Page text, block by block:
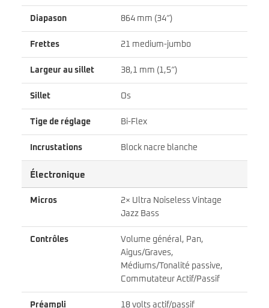
Diapason 864 mm (34″)
Frettes 21 medium-jumbo
Largeur au sillet 38,1 mm (1,5″)
Sillet Os
Tige de réglage Bi-Flex
Incrustations Block nacre blanche
Électronique
Micros
2× Ultra Noiseless Vintage
Jazz Bass
Contrôles
Volume général, Pan,
Aigus/Graves,
Médiums/Tonalité passive,
Commutateur Actif/Passif
Préampli 18 volts actif/passif